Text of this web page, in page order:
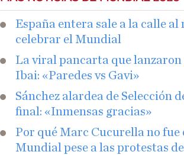
España entera sale a la calle
celebrar el Mundial
La viral pancarta que lanzaron
Ibai: «Paredes vs Gavi»
Sánchez alardea de Selección
final: «Inmensas gracias»
Por qué Marc Cucurella no fue
Mundial pese a las protestas